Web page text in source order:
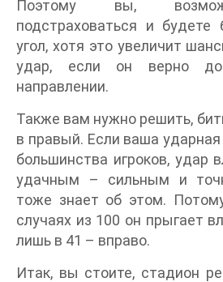
Поэтому вы,
подстраховаться и
угол, хотя это увеличит
удар, если он верно
направлении.
Также вам нужно решить,
в правый. Если ваша ударная
большинства игроков, удар
удачным – сильным и
тоже знает об этом.
случаях из 100 он прыгает
лишь в 41 – вправо.
Итак, вы стоите, стадион